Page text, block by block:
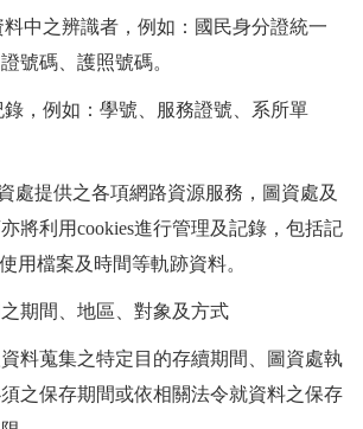
料中之辨識者，例如：國民身分證統一
號碼、護照號碼。
錄，例如：學號、服務證號、系所單
處提供之各項網路資源服務，圖資處及
將利用cookies進行管理及記錄，包括記
用檔案及時間等軌跡資料。
期間、地區、對象及方式
料蒐集之特定目的存續期間、圖資處執
之保存期間或依相關法令就資料之保存